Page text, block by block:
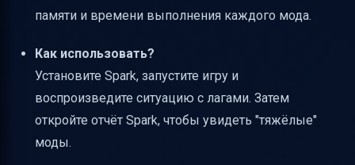
памяти и времени выполнения каждого мода.
Как использовать?
Установите Spark, запустите игру и
воспроизведите ситуацию с лагами. Затем
откройте отчёт Spark, чтобы увидеть "тяжёлые"
моды.